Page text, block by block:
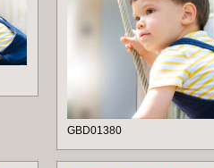
GBD01380